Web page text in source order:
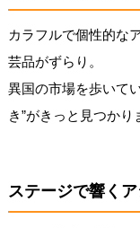
カラフルで個性的な
芸品がずらり。
異国の市場を歩いて
き”がきっと見つかり
ステージで響く